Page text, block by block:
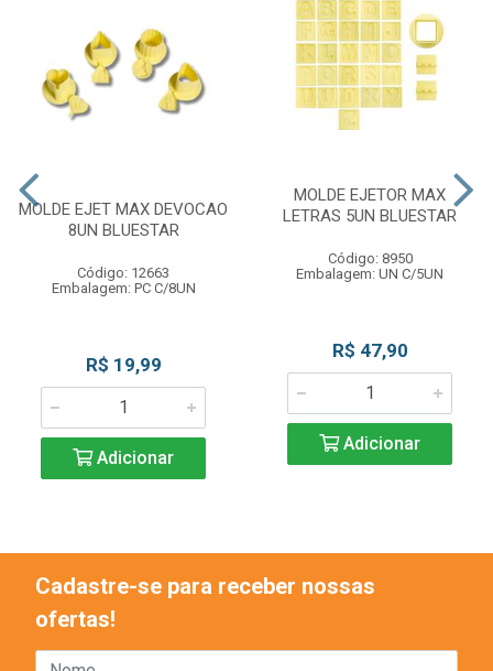
MOLDE EJET MAX DEVOCAO
8UN BLUESTAR
Código: 12663
Embalagem: PC C/8UN
R$ 19,99
Adicionar
MOLDE EJETOR MAX
LETRAS 5UN BLUESTAR
Código: 8950
Embalagem: UN C/5UN
R$ 47,90
Adicionar
Cadastre-se para receber nossas
ofertas!